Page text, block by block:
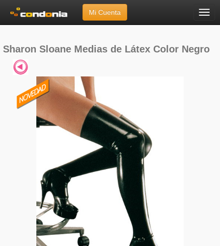
Menú
Mi Cuenta
Sharon Sloane»Medias de Látex Color Negro
Sharon Sloane Medias de Látex Color Negro